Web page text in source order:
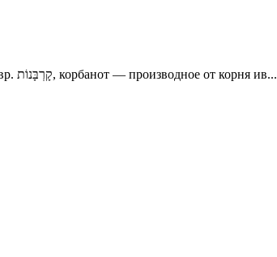
Жертвоприноше ние (ивр. קָרְבָּן‎, корбан, мн. число ивр. קָרְבָּנוֹת‎, корбанот — производное от корня ив...